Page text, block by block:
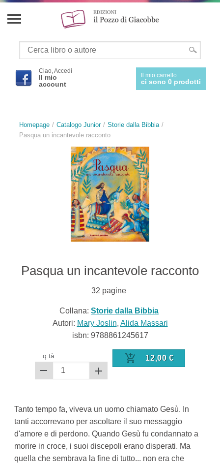
Ciao, Accedi
Il mio
account
Il mio carrello
ci sono 0 prodotti
Homepage Catalogo Junior
Storie dalla Bibbia
Pasqua un incantevole racconto
Pasqua un incantevole racconto
32 pagine
Collana: Storie dalla Bibbia
Autori: Mary Joslin, Alida Massari
isbn: 9788861245617
q.tà 12,00 €
Tanto tempo fa, viveva un uomo chiamato Gesù. In
tanti accorrevano per ascoltare il suo messaggio
d'amore e di perdono. Quando Gesù fu condannato a
morire in croce, i suoi discepoli erano disperati. Ma
quella che sembrava la fine di tutto... non era che